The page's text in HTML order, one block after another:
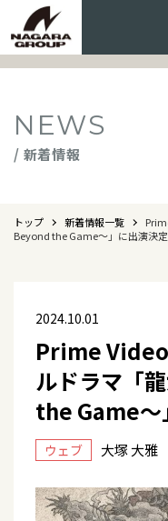
NEWS
/ 新着情報
トップ 新着情報一覧
Beyond the Game～」に出演決定
2024.10.01
Prime
ルドラマ「
the Game～
ウェブ 大塚 大雅